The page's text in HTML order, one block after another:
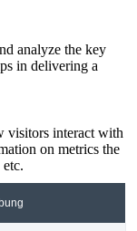
analyze the key
in delivering a
visitors interact with
on metrics the